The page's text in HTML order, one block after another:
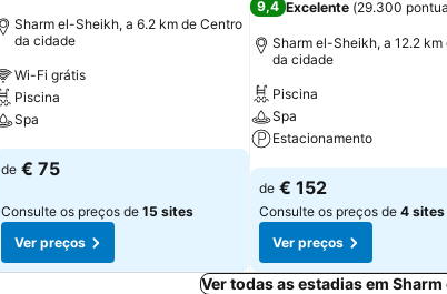
Sharm el-Sheikh, a 6.2 km de Centro
da cidade
Wi-Fi grátis
Piscina
Spa
Ver preços
de € 75
Consulte os preços de 15 sites
Ver preços
9,4 Excelente (29.300
Sharm el-Sheikh, a 12.2 km
da cidade
Piscina
Spa
Estacionamento
Ver preços
de € 152
Consulte os preços de 4 sites
Ver preços
Ver todas as estadias em